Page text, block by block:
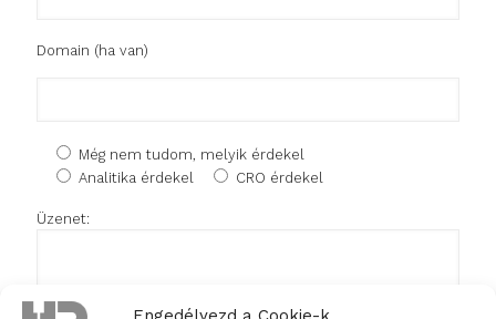
Domain (ha van)
Még nem tudom, melyik érdekel
Analitika érdekel
CRO érdekel
Üzenet: